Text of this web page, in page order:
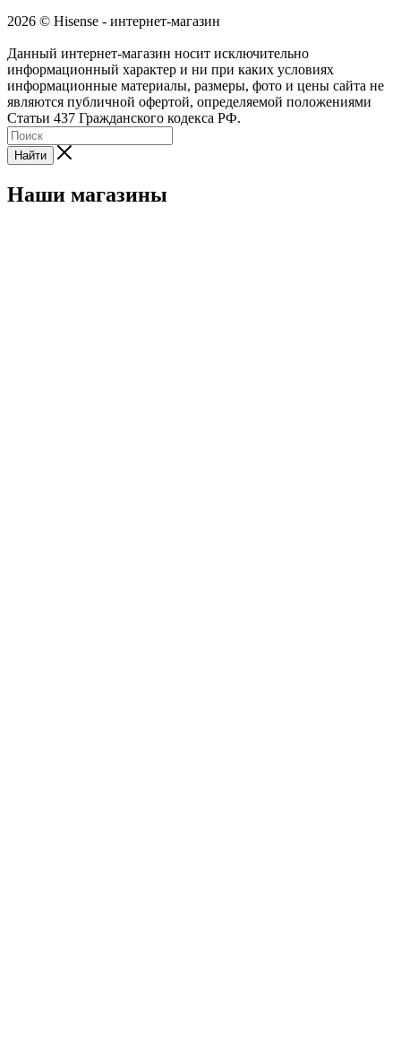
2026 © Hisense - интернет-магазин
Данный интернет-магазин носит исключительно
информационный характер и ни при каких условиях
информационные материалы, размеры, фото и цены сайта не
являются публичной офертой, определяемой положениями
Статьи 437 Гражданского кодекса РФ.
Найти
Наши магазины